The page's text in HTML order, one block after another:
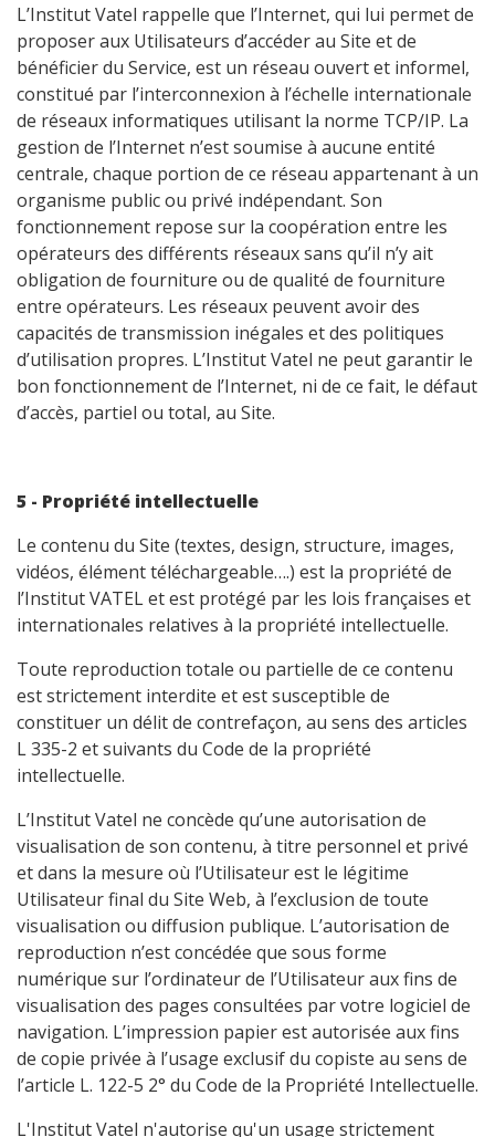
L’Institut Vatel rappelle que l’Internet, qui lui permet de
proposer aux Utilisateurs d’accéder au Site et de
bénéficier du Service, est un réseau ouvert et informel,
constitué par l’interconnexion à l’échelle internationale
de réseaux informatiques utilisant la norme TCP/IP. La
gestion de l’Internet n’est soumise à aucune entité
centrale, chaque portion de ce réseau appartenant à un
organisme public ou privé indépendant. Son
fonctionnement repose sur la coopération entre les
opérateurs des différents réseaux sans qu’il n’y ait
obligation de fourniture ou de qualité de fourniture
entre opérateurs. Les réseaux peuvent avoir des
capacités de transmission inégales et des politiques
d’utilisation propres. L’Institut Vatel ne peut garantir le
bon fonctionnement de l’Internet, ni de ce fait, le défaut
d’accès, partiel ou total, au Site.
5 - Propriété intellectuelle
Le contenu du Site (textes, design, structure, images,
vidéos, élément téléchargeable….) est la propriété de
l’Institut VATEL et est protégé par les lois françaises et
internationales relatives à la propriété intellectuelle.
Toute reproduction totale ou partielle de ce contenu
est strictement interdite et est susceptible de
constituer un délit de contrefaçon, au sens des articles
L 335-2 et suivants du Code de la propriété
intellectuelle.
L’Institut Vatel ne concède qu’une autorisation de
visualisation de son contenu, à titre personnel et privé
et dans la mesure où l’Utilisateur est le légitime
Utilisateur final du Site Web, à l’exclusion de toute
visualisation ou diffusion publique. L’autorisation de
reproduction n’est concédée que sous forme
numérique sur l’ordinateur de l’Utilisateur aux fins de
visualisation des pages consultées par votre logiciel de
navigation. L’impression papier est autorisée aux fins
de copie privée à l’usage exclusif du copiste au sens de
l’article L. 122-5 2° du Code de la Propriété Intellectuelle.
L'Institut Vatel n'autorise qu'un usage strictement